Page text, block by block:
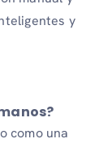
y
como una